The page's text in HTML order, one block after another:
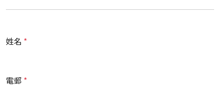
姓名
電郵